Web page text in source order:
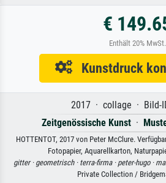
€
Enthält 20% MwSt.
Kunstdruck
2017 · collage · Bild-
Zeitgenössische Kunst ·
HOTTENTOT, 2017 von Peter McClure.
Fotopapier, Aquarellkarton,
gitter · geometrisch · terra-firma · peter-hugo ·
Private Collection /